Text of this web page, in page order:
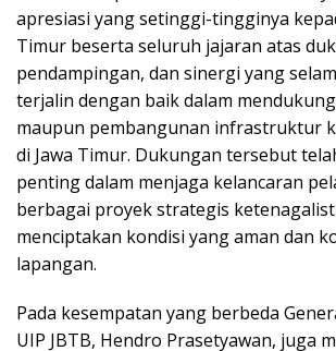
apresiasi yang setinggi-tingginya
Timur beserta seluruh jajaran atas
pendampingan, dan sinergi yang
terjalin dengan baik dalam
maupun pembangunan infrastruktur
di Jawa Timur. Dukungan tersebut
penting dalam menjaga kelancaran
berbagai proyek strategis
menciptakan kondisi yang aman dan
lapangan.
Pada kesempatan yang berbeda
UIP JBTB, Hendro Prasetyawan, juga